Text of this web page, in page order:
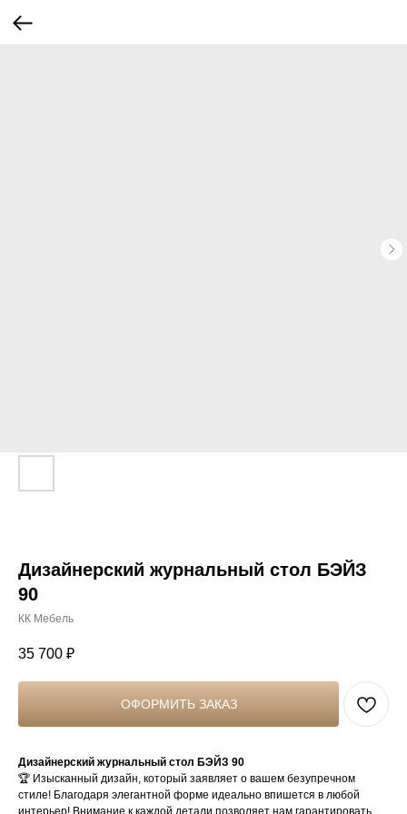
Дизайнерский журнальный стол БЭЙЗ
90
КК Мебель
35 700 ₽
ОФОРМИТЬ ЗАКАЗ
Дизайнерский журнальный стол БЭЙЗ 90
🏆 Изысканный дизайн, который заявляет о вашем безупречном
стиле! Благодаря элегантной форме идеально впишется в любой